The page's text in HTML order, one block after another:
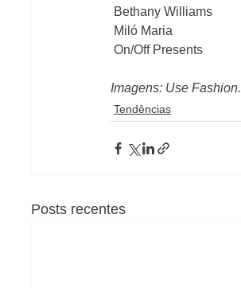
Bethany Williams
Miló Maria
On/Off Presents
Imagens: Use Fashion.
Tendências
Posts recentes